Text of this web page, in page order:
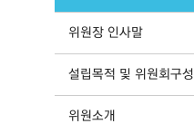
위원장 인사말
설립목적 및 위원회구성
위원소개